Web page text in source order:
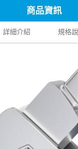
商品資訊
詳細介紹 規格